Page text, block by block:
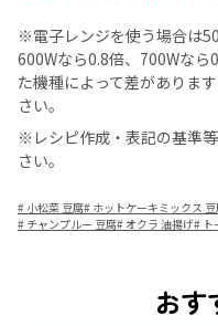
※電子レンジを使う場合は
600Wなら0.8倍、700Wな
た機種によって差がありま
さい。
※レシピ作成・表記の基準等
さい。
# 小松菜 豆腐# ホットケーキミックス
# チャンプルー 豆腐#オクラ 油揚げ#
おす